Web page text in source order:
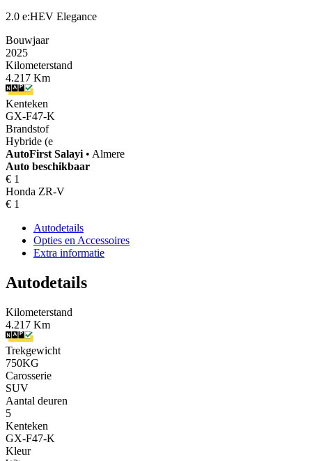
2.0 e:HEV Elegance
Bouwjaar
2025
Kilometerstand
4.217 Km
Kenteken
GX-F47-K
Brandstof
Hybride (e
AutoFirst Salayi • Almere
Auto beschikbaar
€ 1
Honda ZR-V
€ 1
Autodetails
Opties en Accessoires
Extra informatie
Autodetails
Kilometerstand
4.217 Km
Trekgewicht
750KG
Carosserie
SUV
Aantal deuren
5
Kenteken
GX-F47-K
Kleur